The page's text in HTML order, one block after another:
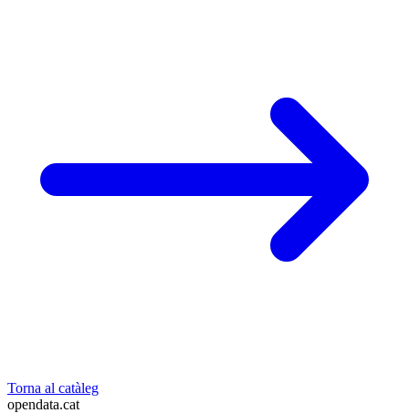
Torna al catàleg
opendata.cat